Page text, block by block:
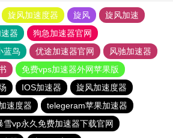
旋风加速度器 旋风
旋风加速
器
狗急加速器官网
蓝鸟 优途加速器官网
风驰加速器
免费vps加速器外网苹果版
IOS加速器
旋风加速度器
速度器
telegeram苹果加速器
雪vp永久免费加速器下载官网